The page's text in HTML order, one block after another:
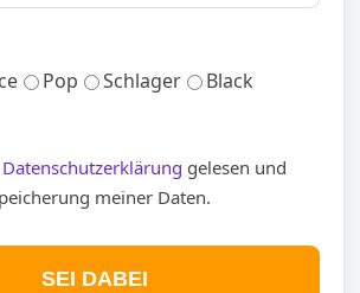
Pop Schlager
Black
Datenschutzerklärung gelesen und
meiner Daten.
SEI DABEI